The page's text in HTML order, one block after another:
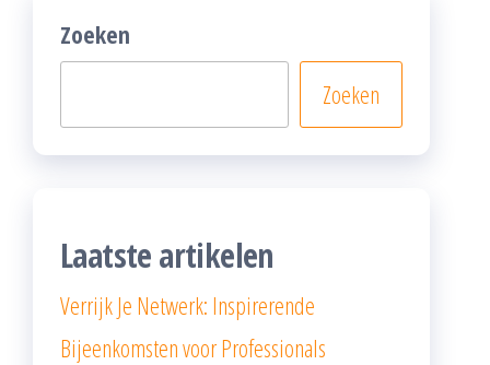
Zoeken
Zoeken
Laatste artikelen
Verrijk Je Netwerk: Inspirerende
Bijeenkomsten voor Professionals